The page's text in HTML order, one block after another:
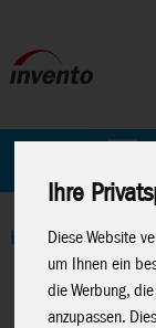
Ihre
Diese Website
um Ihnen ein
die Werbung,
anzupassen.
Home>